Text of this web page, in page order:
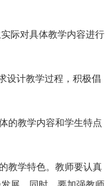
际对具体教学内容进行
设计教学过程，积极倡
的教学内容和学生特点
教学特色。教师要认真